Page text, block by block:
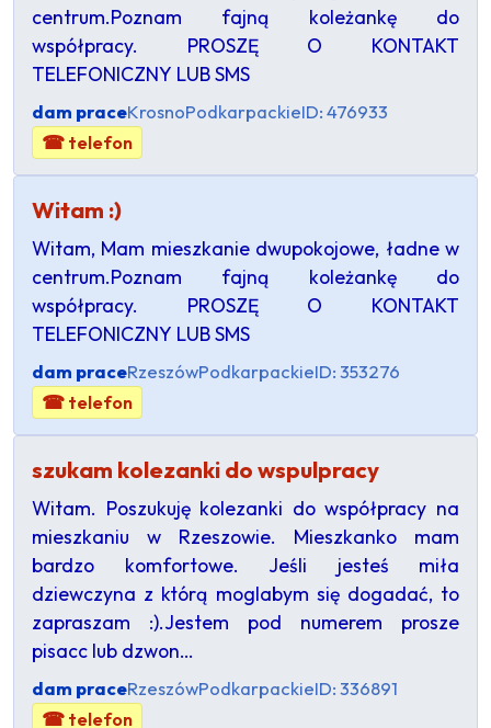
centrum.Poznam fajną koleżankę do
współpracy. PROSZĘ O KONTAKT
TELEFONICZNY LUB SMS
dam praceKrosnoPodkarpackieID: 476933
☎ telefon
Witam :)
Witam, Mam mieszkanie dwupokojowe, ładne w
centrum.Poznam fajną koleżankę do
współpracy. PROSZĘ O KONTAKT
TELEFONICZNY LUB SMS
dam praceRzeszówPodkarpackieID: 353276
☎ telefon
szukam kolezanki do wspulpracy
Witam. Poszukuję kolezanki do współpracy na
mieszkaniu w Rzeszowie. Mieszkanko mam
bardzo komfortowe. Jeśli jesteś miła
dziewczyna z którą moglabym się dogadać, to
zapraszam :).Jestem pod numerem prosze
pisacc lub dzwon…
dam praceRzeszówPodkarpackieID: 336891
☎ telefon